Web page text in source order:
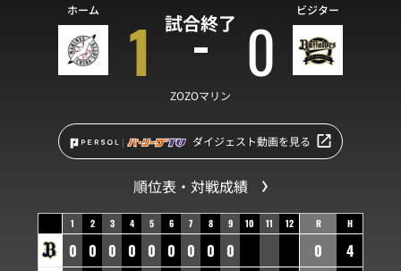
試合終了
ホーム 1 0 ビジター
ZOZOマリン
ダイジェスト動画を見る
順位表・対戦成績
1 2 3 4 5 6 7 8 9 10 11 12
0 0 0 0 0 0 0 0 0
R H
0
4